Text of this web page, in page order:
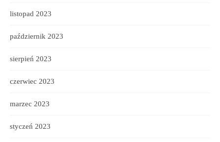
listopad 2023
październik 2023
sierpień 2023
czerwiec 2023
marzec 2023
styczeń 2023